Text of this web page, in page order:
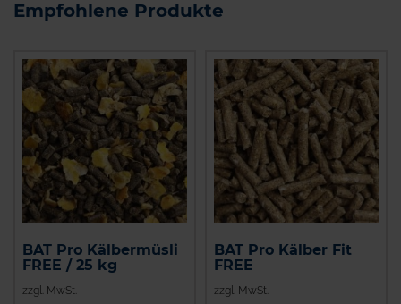
Empfohlene Produkte
BAT Pro Kälbermüsli
FREE / 25 kg
zzgl. MwSt.
BAT Pro Kälber Fit
FREE
zzgl. MwSt.